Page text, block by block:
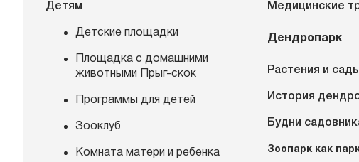
Детям
Детские площадки
Площадка с домашними
животными Прыг-скок
Программы для детей
Зооклуб
Комната матери и ребенка
Медицинские
Дендропарк
Растения и сады
История
Будни
Зоопарк как